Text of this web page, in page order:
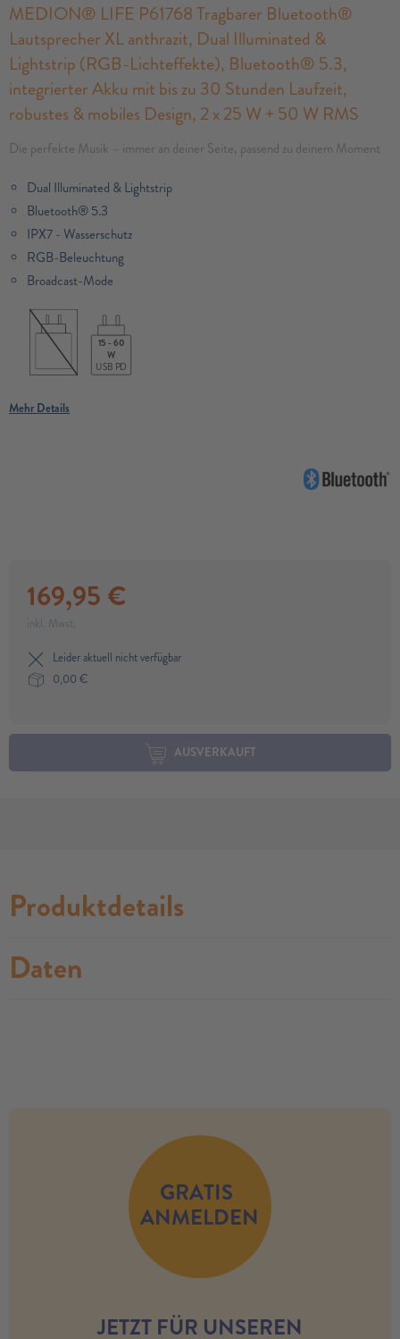
MEDION® LIFE P61768 Tragbarer Bluetooth®
Lautsprecher XL anthrazit, Dual Illuminated &
Lightstrip (RGB-Lichteffekte), Bluetooth® 5.3,
integrierter Akku mit bis zu 30 Stunden Laufzeit,
robustes & mobiles Design, 2 x 25 W + 50 W RMS
Die perfekte Musik – immer an deiner Seite, passend zu deinem Moment
Dual Illuminated & Lightstrip
Bluetooth® 5.3
IPX7 - Wasserschutz
RGB-Beleuchtung
Broadcast-Mode
15 - 60
W
USB PD
Mehr Details
169,95 €
inkl. Mwst.
Leider aktuell nicht verfügbar
0,00 €
AUSVERKAUFT
Produktdetails
Daten
GRATIS
ANMELDEN
JETZT FÜR UNSEREN